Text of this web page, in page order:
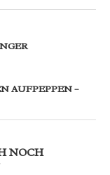
AUFPEPPEN –
NOCH